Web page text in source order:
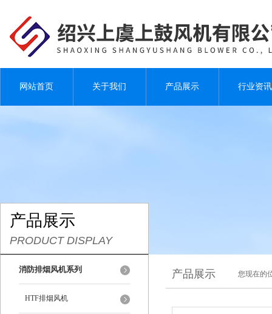
网站首页 关于我们 产品展示 行业资讯
产品展示
PRODUCT DISPLAY
消防排烟风机系列
HTF排烟风机
产品展示 您现在的